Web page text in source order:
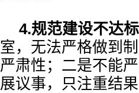
4.规范建设不达标
室，无法严格做到
严肃性；二是不能
展议事，只注重结